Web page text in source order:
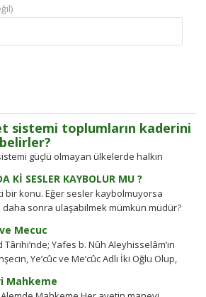
sistemi toplumların kaderini
güçlü olmayan ülkelerde halkın
gücü tarihten bugüne toplumsal hareketleri
Detayları keşfedin!
Kİ SESLER KAYBOLUR MU ?
bir konu. Eğer sesler kaybolmuyorsa
sonra ulaşabilmek mümkün müdür?
Mecuc
Yafes b. Nûh Aleyhisselâm’ın
Ye’cûc ve Me’cûc Adlı İki Oğlu Olup,
Mahkeme